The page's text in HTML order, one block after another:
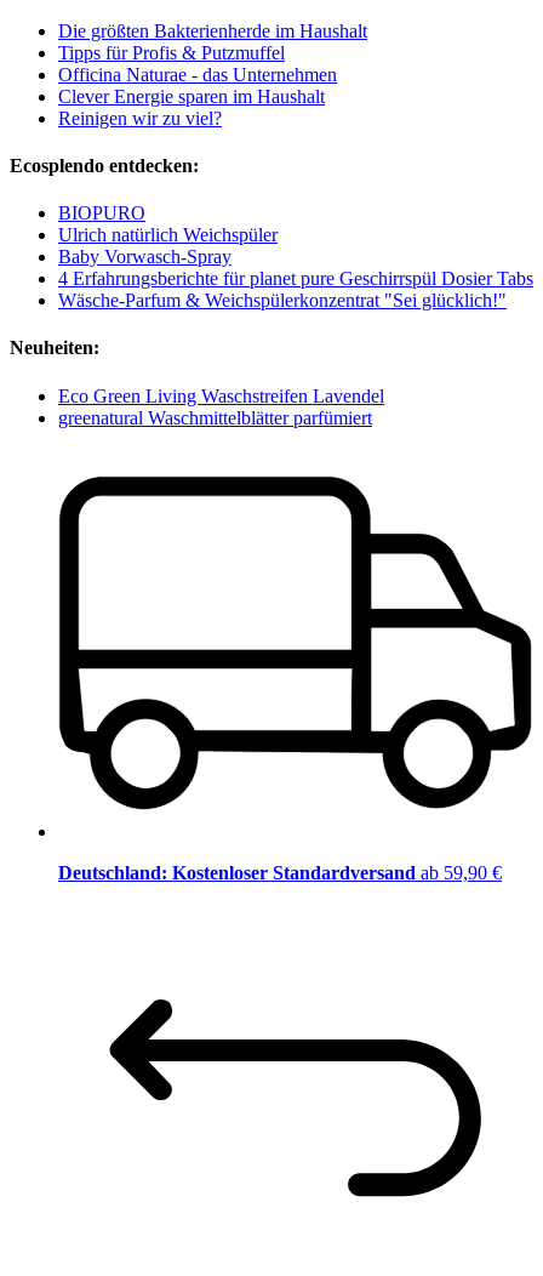
Die größten Bakterienherde im Haushalt
Tipps für Profis & Putzmuffel
Officina Naturae - das Unternehmen
Clever Energie sparen im Haushalt
Reinigen wir zu viel?
Ecosplendo entdecken:
BIOPURO
Ulrich natürlich Weichspüler
Baby Vorwasch-Spray
4 Erfahrungsberichte für planet pure Geschirrspül Dosier Tabs
Wäsche-Parfum & Weichspülerkonzentrat "Sei glücklich!"
Neuheiten:
Eco Green Living Waschstreifen Lavendel
greenatural Waschmittelblätter parfümiert
Deutschland: Kostenloser Standardversand ab 59,90 €